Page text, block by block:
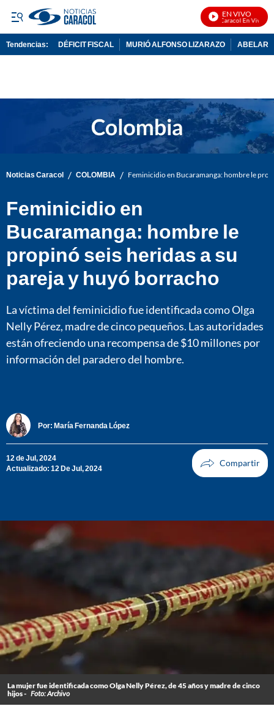
EN VIVO
Noticias Caracol En Vivo
Tendencias: DÉFICIT FISCAL MURIÓ ALFONSO LIZARAZO
Noticias Caracol / COLOMBIA / Feminicidio en Bucaramanga: hombre le
Feminicidio en
Bucaramanga: hombre le
propinó seis heridas a su
pareja y huyó borracho
La víctima del feminicidio fue identificada como Olga
Nelly Pérez, madre de cinco pequeños. Las autoridades
están ofreciendo una recompensa de $10 millones por
información del paradero del hombre.
Por: María Fernanda López
12 de Jul, 2024
Actualizado: 12 De Jul, 2024
La mujer fue identificada como Olga Nelly Pérez, de 45 años y madre de cinco
hijos - Foto: Archivo